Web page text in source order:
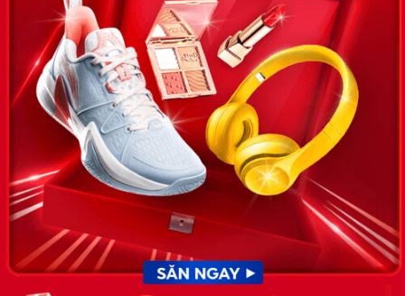
VỀ CHÚNG TÔI
News.timviec.com.vn là website cung cấp thông tin liên quan đến
nhân sự, nghề nghiệp do Timviec.com.vn vận hành nhằm giúp
doanh nghiệp, nhân sự tuyển dụng, người đi làm, người tìm việc
cập nhật thông tin và đáp ứng được mong muốn của mình.
KẾT NỐI
Giấy phép hoạt động dịch vụ
việc làm số 54/2019/SLĐTBXH-
GP do Sở lao động thương
binh và xã hội cấp ngày 30
tháng 12 năm 2019.